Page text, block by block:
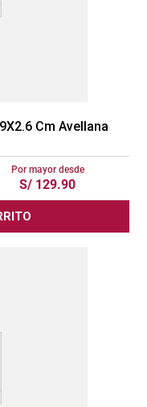
Cm Avellana
Por mayor desde
S/ 129.90